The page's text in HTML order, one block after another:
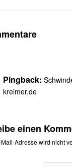
Pingback:
kreimer.de
einen
Adresse wird nicht